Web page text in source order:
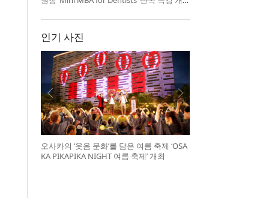
인기 사진
오사카의 ‘웃음 문화’를 담은 여름 축제 ‘OSA
KA PIKAPIKA NIGHT 여름 축제’ 개최